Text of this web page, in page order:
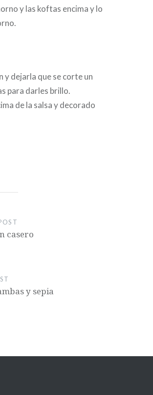
y las koftas encima y lo
y dejarla que se corte un
para darles brillo.
de la salsa y decorado
casero
y sepia